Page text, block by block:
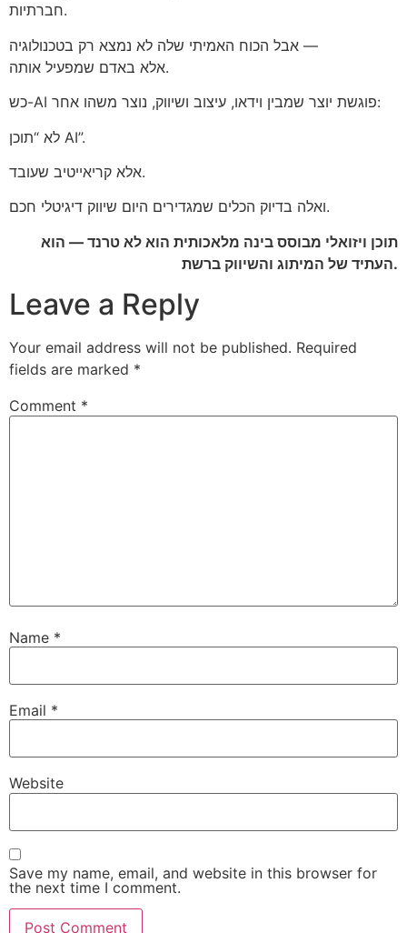
חברתיות.
אבל הכוח האמיתי שלה לא נמצא רק בטכנולוגיה —
אלא באדם שמפעיל אותה.
כש-AI פוגשת יוצר שמבין וידאו, עיצוב ושיווק, נוצר משהו אחר:
לא “תוכן AI”.
אלא קריאייטיב שעובד.
ואלה בדיוק הכלים שמגדירים היום שיווק דיגיטלי חכם.
תוכן ויזואלי מבוסס בינה מלאכותית הוא לא טרנד — הוא
העתיד של המיתוג והשיווק ברשת.
Leave a Reply
Your email address will not be published. Required
fields are marked *
Comment *
Name *
Email *
Website
Save my name, email, and website in this browser for
the next time I comment.